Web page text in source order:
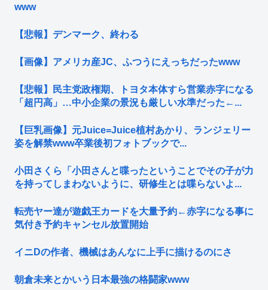
www
【悲報】デンマーク、終わる
【画像】アメリカ産JC、ふつうにえっちだったwww
【悲報】民主党政権期、トヨタ本体すら営業赤字になる
「超円高」…中小企業の景況も厳しい水準だった←...
【巨乳画像】元Juice=Juice植村あかり、ランジェリー
姿を解禁www卒業後初フォトブックで...
小田さくら「小田さんと喋ったということでその子が力
を持ってしまわないように、研修生とは喋らないよ...
転売ヤー達が遊戯王カードを大量予約←赤字になる事に
気付き予約キャンセル放置開始
イニDの作者、機械はあんなに上手に描けるのにさ
朝倉未来とかいう日本最強の格闘家www